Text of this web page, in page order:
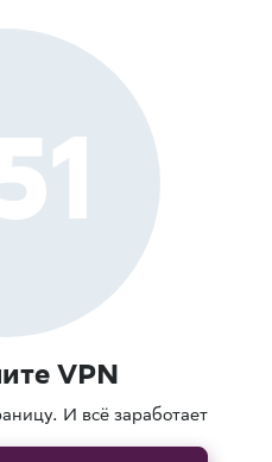
VPN
И всё заработает